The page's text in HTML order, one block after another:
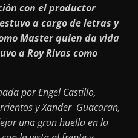
con el productor
a cargo de letras y
Master quien da vida
a Roy Rivas como
por Engel Castillo,
y Xander Guacaran,
una gran huella en la